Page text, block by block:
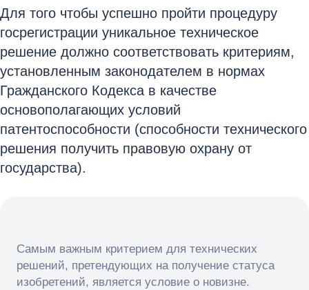
Для того чтобы успешно пройти процедуру
госрегистрации уникальное техническое
решение должно соответствовать критериям,
установленным законодателем в нормах
Гражданского Кодекса в качестве
основополагающих условий
патентоспособности (способности технического
решения получить правовую охрану от
государства).
Самым важным критерием для технических
решений, претендующих на получение статуса
изобретений, является условие о новизне.